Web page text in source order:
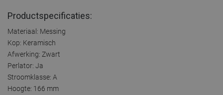
Productspecificaties:
Materiaal: Messing
Kop: Keramisch
Afwerking: Zwart
Perlator: Ja
Stroomklasse: A
Hoogte: 166 mm